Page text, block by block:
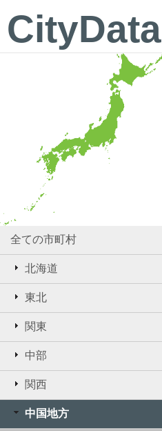
CityData
全ての市町村
北海道
東北
関東
中部
関西
中国地方